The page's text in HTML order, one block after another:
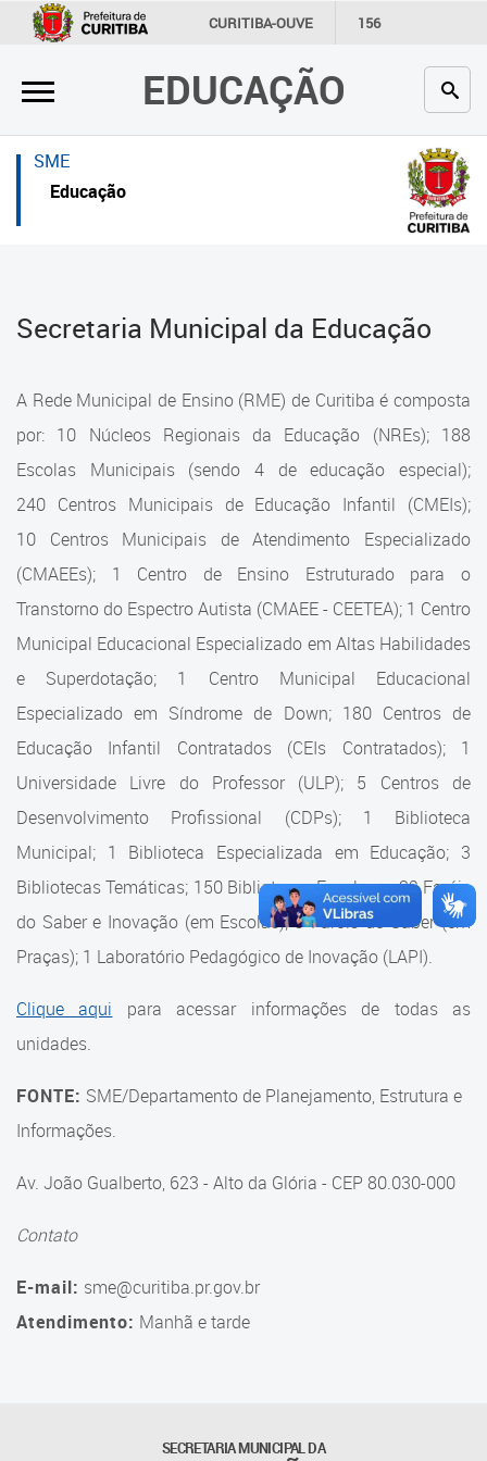
CURITIBA-OUVE 156
INFORMAÇÃO SECRETARIAS
EDUCAÇÃO
×
Inicial
Secretaria
Profissionais da educação
Contato
úteis
Portal da Prefeitura de Curitiba
Cadastramento Escolar
Cadastro Online
Portal ICS Instituto Curitiba de
Portal Aprendere
Portal do Servidor
×
Inicial
Inicial
Secretaria
Crianças e estudantes
Contato
Estrutura da Secretaria
Estrutura da Secretaria
Superintendência Executiva
Departamento de Logística
Departamento de Logística
Gerência de Almoxarifado
Gerência de Aquisição e
Gestão Contratual de
Serviços
Gerência de Contratos
Gerência de Limpeza e
Suporte aos Contratos
Gerência de Segurança
Gerência de Transporte
Gerência de Transporte para
a Educação Especial - SITES
Tecnologia
SME
Educação
Secretaria Municipal da Educação
A Rede Municipal de Ensino (RME) de Curitiba é composta
por: 10 Núcleos Regionais da Educação (NREs); 188
Escolas Municipais (sendo 4 de educação especial);
240 Centros Municipais de Educação Infantil (CMEIs);
10 Centros Municipais de Atendimento Especializado
(CMAEEs); 1 Centro de Ensino Estruturado para o
Transtorno do Espectro Autista (CMAEE - CEETEA); 1 Centro
Municipal Educacional Especializado em Altas Habilidades
e Superdotação; 1 Centro Municipal Educacional
Especializado em Síndrome de Down; 180 Centros de
Educação Infantil Contratados (CEIs Contratados); 1
Universidade Livre do Professor (ULP); 5 Centros de
Desenvolvimento Profissional (CDPs); 1 Biblioteca
Municipal; 1 Biblioteca Especializada em Educação; 3
Bibliotecas Temáticas; 150 Bibliotecas Escolares; 32 Faróis
do Saber e Inovação (em Escolas); 9 Faróis do Saber (em
Praças); 1 Laboratório Pedagógico de Inovação (LAPI).
Clique aqui para acessar informações de todas as
unidades.
FONTE: SME/Departamento de Planejamento, Estrutura e
Informações.
Av. João Gualberto, 623 - Alto da Glória - CEP 80.030-000
Contato
E-mail: sme@curitiba.pr.gov.br
Atendimento: Manhã e tarde
SECRETARIA MUNICIPAL DA